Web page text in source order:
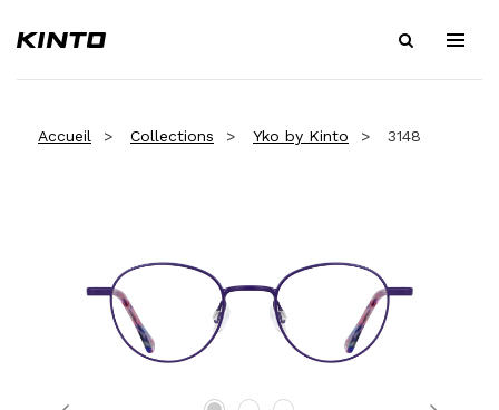
Accueil Collections Yko by Kinto 3148